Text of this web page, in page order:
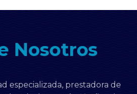
Nosotros
especializada, prestadora de